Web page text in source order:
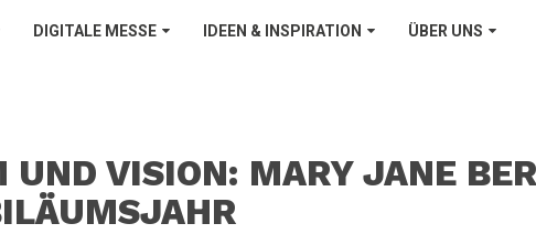
DIGITALE MESSE IDEEN & INSPIRATION ÜBER UNS
UND VISION: MARY JANE